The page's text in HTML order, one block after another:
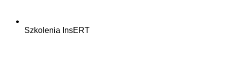
Szkolenia InsERT